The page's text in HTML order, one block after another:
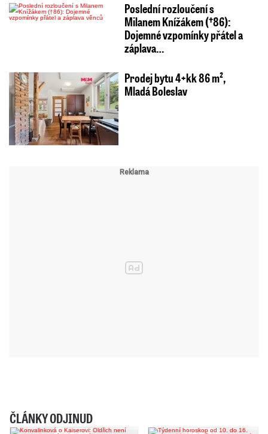
Poslední rozloučení s
Milanem Knížákem (†86):
Dojemné vzpomínky přátel a
záplava…
Prodej bytu 4+kk 86 m²,
Mladá Boleslav
ČLÁNKY ODJINUD